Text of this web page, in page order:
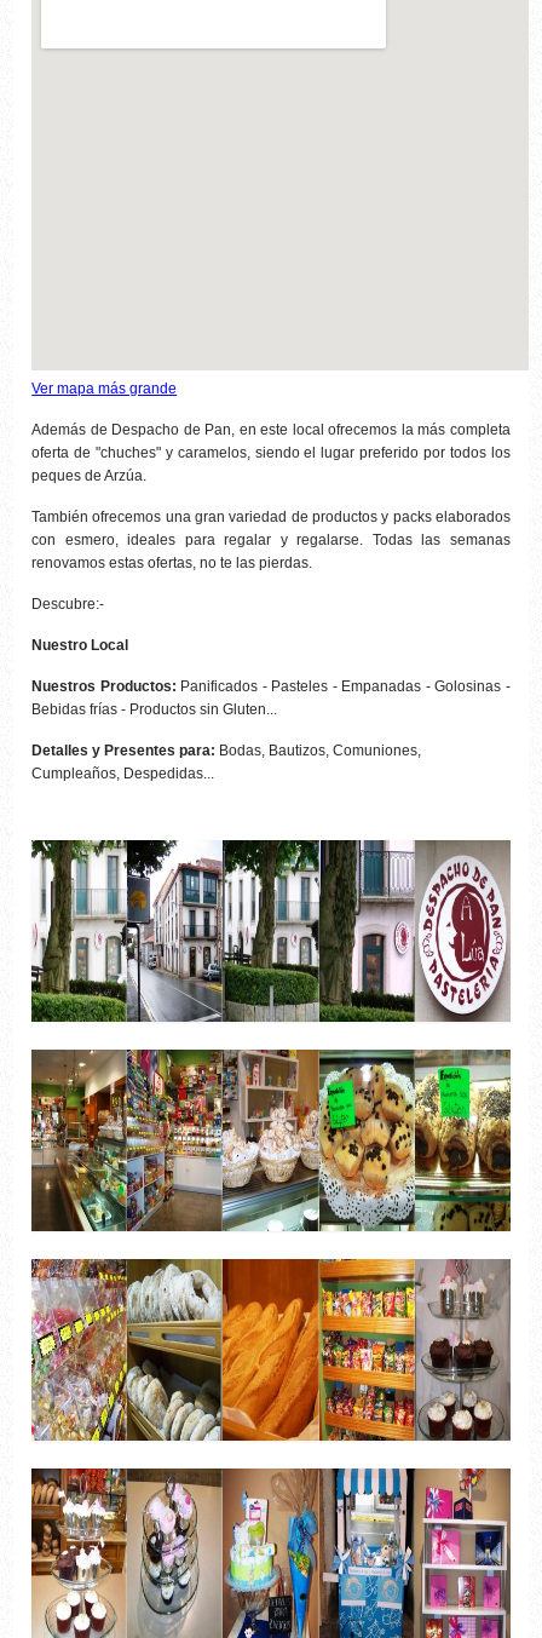
Ver mapa más grande
Además de Despacho de Pan, en este local ofrecemos la más completa
oferta de "chuches" y caramelos, siendo el lugar preferido por todos los
peques de Arzúa.
También ofrecemos una gran variedad de productos y packs elaborados
con esmero, ideales para regalar y regalarse. Todas las semanas
renovamos estas ofertas, no te las pierdas.
Descubre:-
Nuestro Local
Nuestros Productos: Panificados - Pasteles - Empanadas - Golosinas -
Bebidas frías - Productos sin Gluten...
Detalles y Presentes para: Bodas, Bautizos, Comuniones,
Cumpleaños, Despedidas...